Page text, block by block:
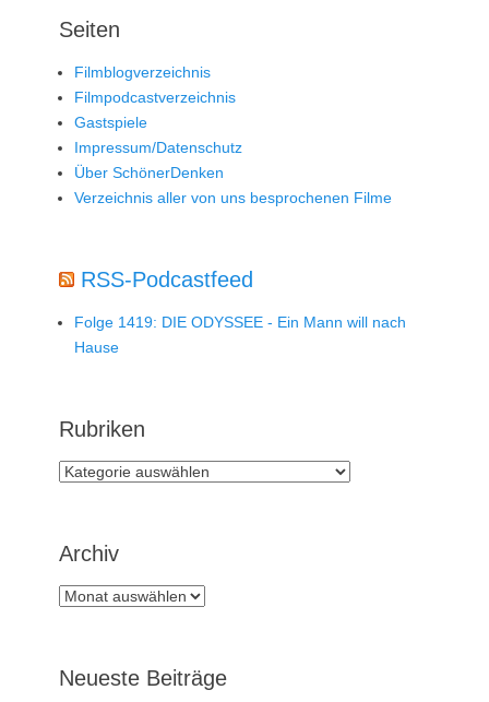
Seiten
Filmblogverzeichnis
Filmpodcastverzeichnis
Gastspiele
Impressum/Datenschutz
Über SchönerDenken
Verzeichnis aller von uns besprochenen Filme
RSS-Podcastfeed
Folge 1419: DIE ODYSSEE - Ein Mann will nach
Hause
Rubriken
Rubriken
Archiv
Archiv
Neueste Beiträge